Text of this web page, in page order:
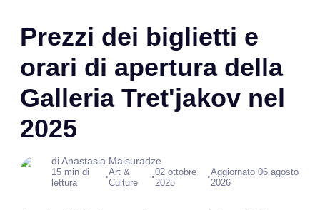
Prezzi dei biglietti e
orari di apertura della
Galleria Tret'jakov nel
2025
di Anastasia Maisuradze
15 min di
lettura
•Art &
Culture
•02 ottobre
2025
•Aggiornato 06 agosto
2026